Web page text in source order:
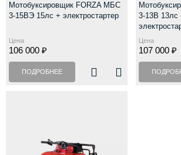
Мотобуксировщик FORZA МБС
3-15ВЭ 15лс + электростартер
Цена
106 000 ₽
ПОДРОБНЕЕ
3-13В 13лс
Цена
107 000 ₽